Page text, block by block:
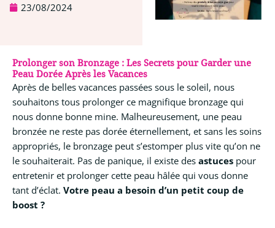
23/08/2024
Prolonger son Bronzage : Les Secrets pour Garder une
Peau Dorée Après les Vacances
Après de belles vacances passées sous le soleil, nous
souhaitons tous prolonger ce magnifique bronzage qui
nous donne bonne mine. Malheureusement, une peau
bronzée ne reste pas dorée éternellement, et sans les soins
appropriés, le bronzage peut s’estomper plus vite qu’on ne
le souhaiterait. Pas de panique, il existe des astuces pour
entretenir et prolonger cette peau hâlée qui vous donne
tant d’éclat. Votre peau a besoin d’un petit coup de
boost ?